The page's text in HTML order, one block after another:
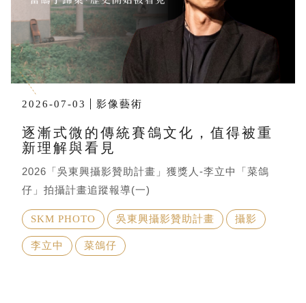
2026-07-03 影像藝術
逐漸式微的傳統賽鴿文化，值得被重
新理解與看見
2026「吳東興攝影贊助計畫」獲獎人-李立中「菜鴿
仔」拍攝計畫追蹤報導(一)
SKM PHOTO 吳東興攝影贊助計畫 攝影
李立中 菜鴿仔